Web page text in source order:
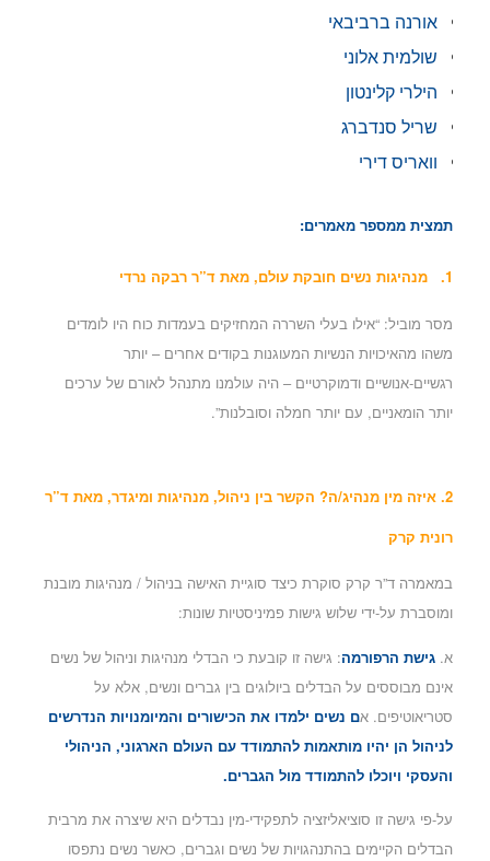
אורנה ברביבאי
שולמית אלוני
הילרי קלינטון
שריל סנדברג
וואריס דירי
תמצית ממספר מאמרים:
1. מנהיגות נשים חובקת עולם, מאת ד”ר רבקה נרדי
מסר מוביל: “אילו בעלי השררה המחזיקים בעמדות כוח היו לומדים
משהו מהאיכויות הנשיות המעוגנות בקודים אחרים – יותר
רגשיים-אנושיים ודמוקרטיים – היה עולמנו מתנהל לאורם של ערכים
יותר הומאניים, עם יותר חמלה וסובלנות”.
2. איזה מין מנהיג/ה? הקשר בין ניהול, מנהיגות ומיגדר, מאת ד”ר
רונית קרק
במאמרה ד”ר קרק סוקרת כיצד סוגיית האישה בניהול / מנהיגות מובנת
ומוסברת על-ידי שלוש גישות פמיניסטיות שונות:
א. גישת הרפורמה: גישה זו קובעת כי הבדלי מנהיגות וניהול של נשים
אינם מבוססים על הבדלים ביולוגים בין גברים ונשים, אלא על
סטריאוטיפים. אם נשים ילמדו את הכישורים והמיומנויות הנדרשים
לניהול הן יהיו מותאמות להתמודד עם העולם הארגוני, הניהולי
והעסקי ויוכלו להתמודד מול הגברים.
על-פי גישה זו סוציאליזציה לתפקידי-מין נבדלים היא שיצרה את מרבית
הבדלים הקיימים בהתנהגויות של נשים וגברים, כאשר נשים נתפסו